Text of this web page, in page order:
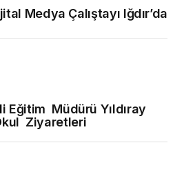
Medya Çalıştayı Iğdır’da
Eğitim Müdürü Yıldıray
Ziyaretleri